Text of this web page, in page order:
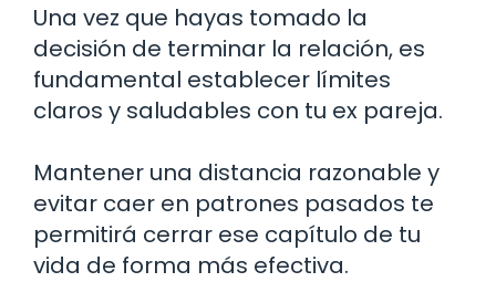
Una vez que hayas tomado la
decisión de terminar la relación, es
fundamental establecer límites
claros y saludables con tu ex pareja.
Mantener una distancia razonable y
evitar caer en patrones pasados te
permitirá cerrar ese capítulo de tu
vida de forma más efectiva.